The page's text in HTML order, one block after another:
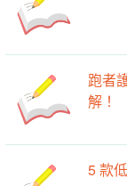
跑者
解！
5 款